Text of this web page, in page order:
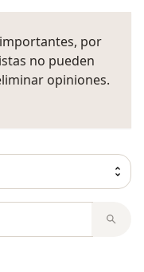
por
no pueden
opiniones.